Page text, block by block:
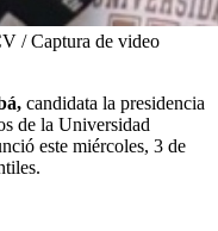
/ Captura de video
candidata la presidencia
de la Universidad
este miércoles, 3 de